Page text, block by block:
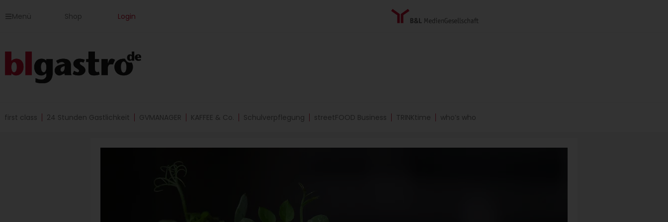
InhaltMenü Shop Login
first class 24 Stunden Gastlichkeit GVMANAGER KAFFEE & Co. Schulverpflegung streetFOOD Business TRINKtime who’s who